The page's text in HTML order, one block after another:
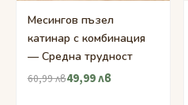
Месингов пъзел
катинар с комбинация
— Средна трудност
60,99 лв49,99 лв